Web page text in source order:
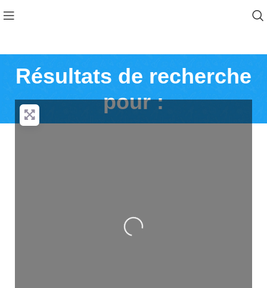
Résultats de recherche
pour :
Loading...